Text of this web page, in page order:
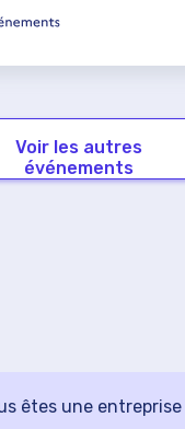
Voir les autres
événements
êtes une entreprise